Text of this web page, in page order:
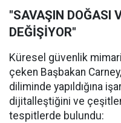
"SAVAŞIN DOĞASI
DEĞİŞİYOR"
Küresel güvenlik
çeken Başbakan
diliminde yapıldığına
dijitalleştiğini ve
tespitlerde bulundu: